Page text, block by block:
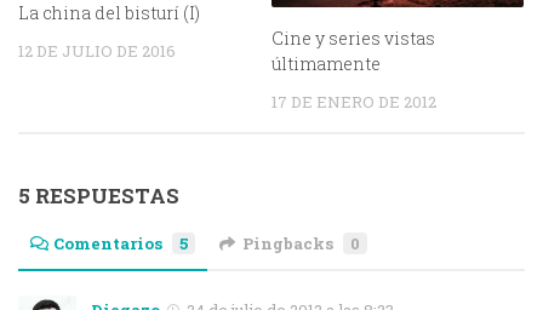
La china del bisturí (I)
12 DE JULIO DE 2016
Cine y series vistas
últimamente
17 DE ENERO DE 2012
5 RESPUESTAS
Comentarios 5 Pingbacks 0